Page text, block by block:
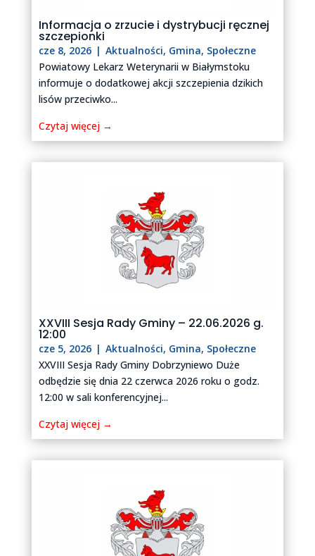
Informacja o zrzucie i dystrybucji ręcznej
szczepionki
cze 8, 2026 | Aktualności, Gmina, Społeczne
Powiatowy Lekarz Weterynarii w Białymstoku
informuje o dodatkowej akcji szczepienia dzikich
lisów przeciwko...
Czytaj więcej →
XXVIII Sesja Rady Gminy – 22.06.2026 g.
12:00
cze 5, 2026 | Aktualności, Gmina, Społeczne
XXVIII Sesja Rady Gminy Dobrzyniewo Duże
odbędzie się dnia 22 czerwca 2026 roku o godz.
12:00 w sali konferencyjnej...
Czytaj więcej →